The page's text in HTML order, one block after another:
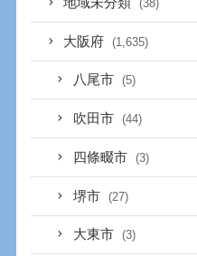
(38)
大阪府 (1,635)
八尾市 (5)
吹田市 (44)
四條畷市 (3)
堺市 (27)
大東市 (3)